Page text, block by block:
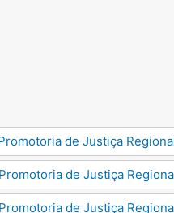
de Justiça
de Justiça
de Justiça